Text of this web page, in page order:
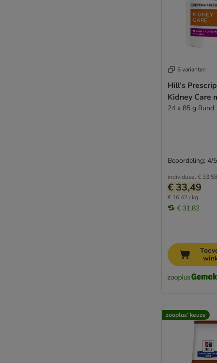
6 varianten
Hill’s
Kidney Care
24 x 85 g Rund
individueel€ 33,58
€ 33,49
€ 16,42 / kg
€ 31,82
Beoordeling: 4/5
zooplus’ keuze